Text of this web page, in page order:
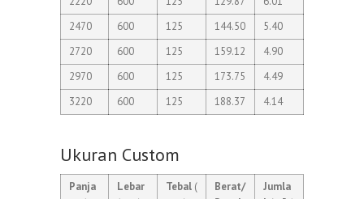
2470
600 125 144.50
5.40
2720
600 125 159.12
4.90
2970
600 125 173.75
4.49
3220
600 125 188.37 4.14
Ukuran Custom
Panja
Lebar
Tebal (
Berat/
Jumla